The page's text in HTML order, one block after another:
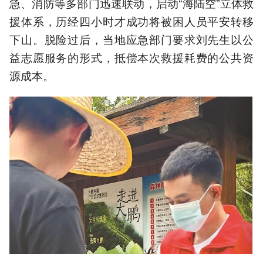
援体系，历经四小时才成功将被困人员平安转移
下山。脱险过后，当地应急部门要求刘先生以公
益志愿服务的形式，抵偿本次救援耗费的公共资
源成本。